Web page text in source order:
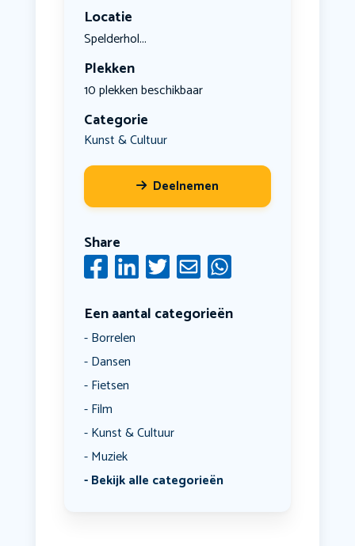
Locatie
Spelderhol...
Plekken
10 plekken beschikbaar
Categorie
Kunst & Cultuur
Deelnemen
Share
Een aantal categorieën
Borrelen
Dansen
Fietsen
Film
Kunst & Cultuur
Muziek
Bekijk alle categorieën